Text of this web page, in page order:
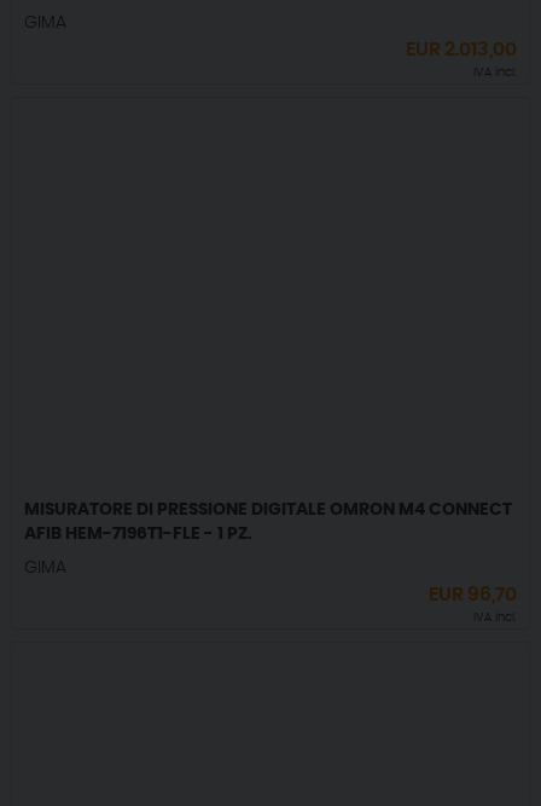
GIMA
EUR 2.013,00
IVA incl.
MISURATORE DI PRESSIONE DIGITALE OMRON M4 CONNECT
AFIB HEM-7196T1-FLE - 1 PZ.
GIMA
EUR 96,70
IVA incl.